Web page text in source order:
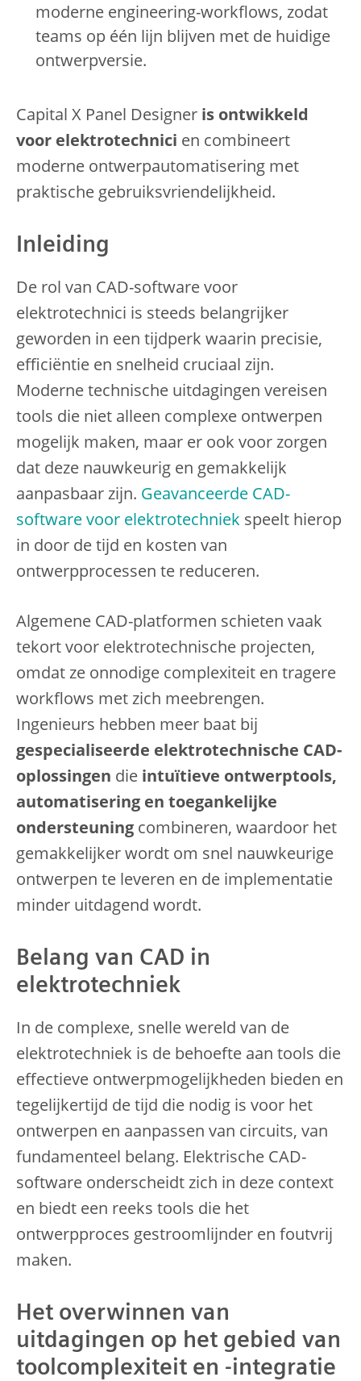
moderne engineering-workflows, zodat
teams op één lijn blijven met de huidige
ontwerpversie.
Capital X Panel Designer is ontwikkeld
voor elektrotechnici en combineert
moderne ontwerpautomatisering met
praktische gebruiksvriendelijkheid.
Inleiding
De rol van CAD-software voor
elektrotechnici is steeds belangrijker
geworden in een tijdperk waarin precisie,
efficiëntie en snelheid cruciaal zijn.
Moderne technische uitdagingen vereisen
tools die niet alleen complexe ontwerpen
mogelijk maken, maar er ook voor zorgen
dat deze nauwkeurig en gemakkelijk
aanpasbaar zijn. Geavanceerde CAD-
software voor elektrotechniek speelt hierop
in door de tijd en kosten van
ontwerpprocessen te reduceren.
Algemene CAD-platformen schieten vaak
tekort voor elektrotechnische projecten,
omdat ze onnodige complexiteit en tragere
workflows met zich meebrengen.
Ingenieurs hebben meer baat bij
gespecialiseerde elektrotechnische CAD-
oplossingen die intuïtieve ontwerptools,
automatisering en toegankelijke
ondersteuning combineren, waardoor het
gemakkelijker wordt om snel nauwkeurige
ontwerpen te leveren en de implementatie
minder uitdagend wordt.
Belang van CAD in
elektrotechniek
In de complexe, snelle wereld van de
elektrotechniek is de behoefte aan tools die
effectieve ontwerpmogelijkheden bieden en
tegelijkertijd de tijd die nodig is voor het
ontwerpen en aanpassen van circuits, van
fundamenteel belang. Elektrische CAD-
software onderscheidt zich in deze context
en biedt een reeks tools die het
ontwerpproces gestroomlijnder en foutvrij
maken.
Het overwinnen van
uitdagingen op het gebied van
toolcomplexiteit en -integratie